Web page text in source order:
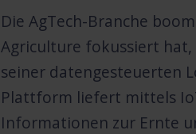
Die AgTech-Branche
Agriculture fokussiert
seiner datengesteuerten
Plattform liefert mittels
Informationen zur Ernte